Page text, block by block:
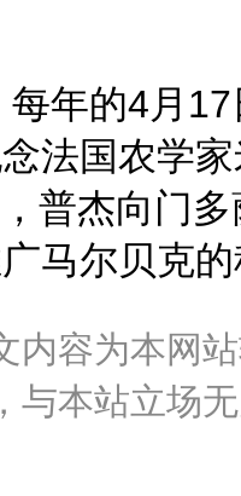
每年的4月
法国农学
普杰向门
马尔贝克
内容为本网
与本站立场